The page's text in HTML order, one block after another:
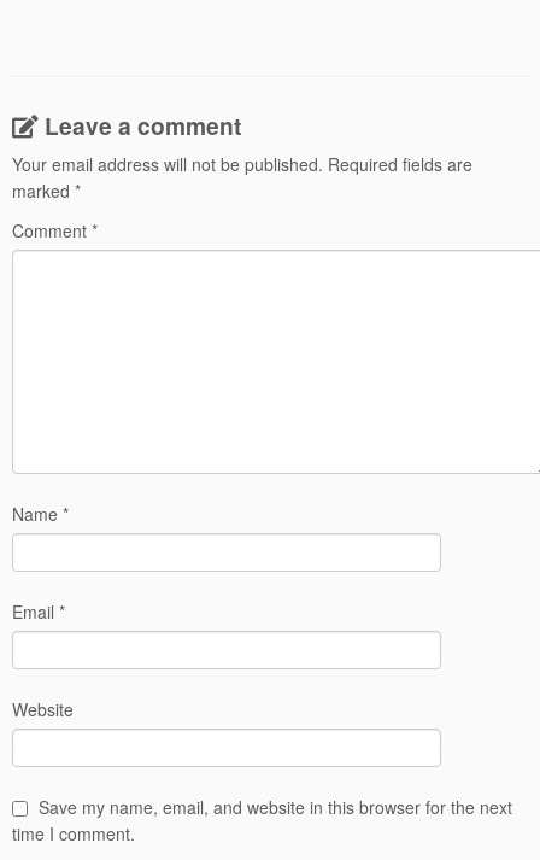
Leave a comment
Your email address will not be published. Required fields are
marked *
Comment *
Name *
Email *
Website
Save my name, email, and website in this browser for the next
time I comment.